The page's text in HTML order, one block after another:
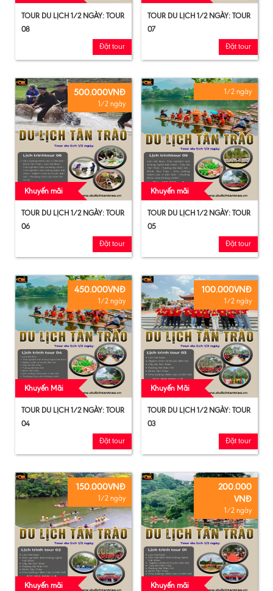
TOUR DU LỊCH 1/2 NGÀY: TOUR
08
Đặt tour
TOUR DU LỊCH 1/2 NGÀY: TOUR
07
Đặt tour
Khuyến mãi
500.000VNĐ
1/2 ngày
TOUR DU LỊCH 1/2 NGÀY: TOUR
06
Đặt tour
Khuyến mãi
1/2 ngày
TOUR DU LỊCH 1/2 NGÀY: TOUR
05
Đặt tour
Khuyến Mãi
450.000VNĐ
1/2 ngày
TOUR DU LỊCH 1/2 NGÀY: TOUR
04
Đặt tour
Khuyến Mãi
100.000VNĐ
1/2 ngày
TOUR DU LỊCH 1/2 NGÀY: TOUR
03
Đặt tour
Khuyến mãi
150.000VNĐ
1/2 ngày
Khuyến mãi
200.000
VNĐ
1/2 ngày